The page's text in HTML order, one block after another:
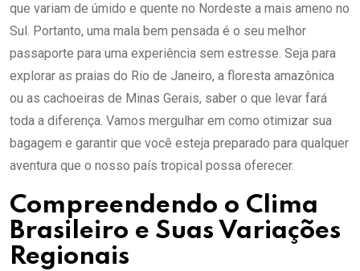
que variam de úmido e quente no Nordeste a mais ameno no
Sul. Portanto, uma mala bem pensada é o seu melhor
passaporte para uma experiência sem estresse. Seja para
explorar as praias do Rio de Janeiro, a floresta amazônica
ou as cachoeiras de Minas Gerais, saber o que levar fará
toda a diferença. Vamos mergulhar em como otimizar sua
bagagem e garantir que você esteja preparado para qualquer
aventura que o nosso país tropical possa oferecer.
Compreendendo o Clima
Brasileiro e Suas Variações
Regionais